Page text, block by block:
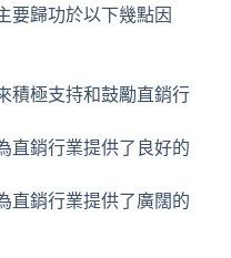
要歸功於以下幾點因
積極支持和鼓勵直銷行
直銷行業提供了良好的
直銷行業提供了廣闊的